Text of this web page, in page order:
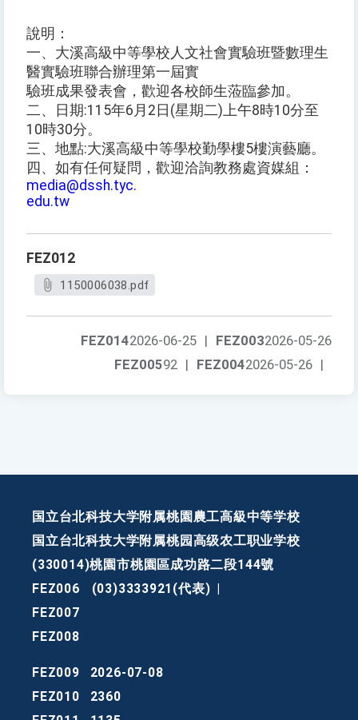
說明：
一、大溪高級中等學校人文社會實驗班暨數理生
醫實驗班聯合辦理第一屆實
驗班成果發表會，歡迎各校師生蒞臨參加。
二、日期:115年6月2日(星期二)上午8時10分至
10時30分。
三、地點:大溪高級中等學校勤學樓5樓演藝廳。
四、如有任何疑問，歡迎洽詢教務處資媒組：
media@dssh.tyc.
edu.tw
FEZ012
1150006038.pdf
FEZ0032026-05-26
FEZ0142026-06-25 |
FEZ0042026-05-26 |
FEZ00592 |
国立台北科技大学附属桃園農工高級中等学校
国立台北科技大学附属桃园高级农工职业学校
(330014)桃園市桃園區成功路二段144號
FEZ006
(03)3333921(代表)
FEZ007
FEZ008
FEZ009
2026-07-08
FEZ010
2360